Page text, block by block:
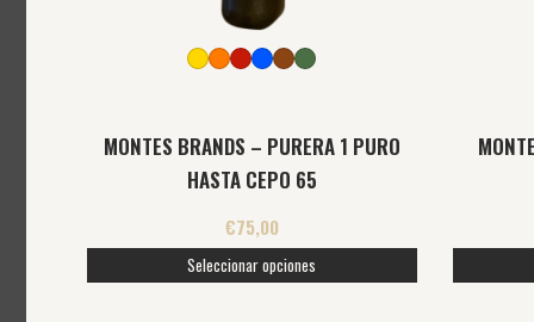
MONTES BRANDS – PURERA 1 PURO
HASTA CEPO 65
€75,00
Seleccionar opciones
elegir
en
de
producto